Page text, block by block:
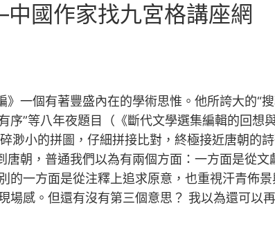
國作家找九宮格講座網
一個有著豐盛內在的學術思惟。他所誇大的“
”等八年夜題目（《斷代文學選集編輯的回想
渺小的拼圖，仔細拼接比對，終極接近唐朝的
唐朝，普通我們以為有兩個方面：一方面是從
的一方面是從注釋上追求原意，也重視汗青佈
感。但還有沒有第三個意思？ 我以為還可以